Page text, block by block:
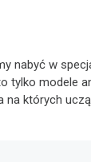
nabyć w
tylko modele
na których